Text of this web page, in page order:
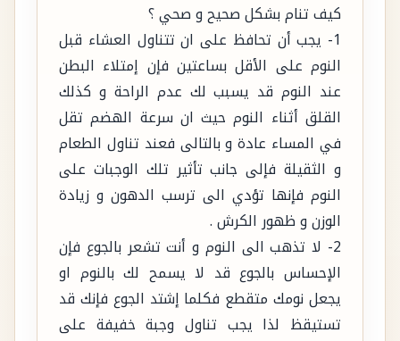
كيف تنام بشكل صحيح و صحي ؟
1- يجب أن تحافظ على ان تتناول العشاء قبل
النوم على الأقل بساعتين فإن إمتلاء البطن
عند النوم قد يسبب لك عدم الراحة و كذلك
القلق أثناء النوم حيث ان سرعة الهضم تقل
في المساء عادة و بالتالى فعند تناول الطعام
و الثقيلة فإلى جانب تأثير تلك الوجبات على
النوم فإنها تؤدي الى ترسب الدهون و زيادة
الوزن و ظهور الكرش .
2- لا تذهب الى النوم و أنت تشعر بالجوع فإن
الإحساس بالجوع قد لا يسمح لك بالنوم او
يجعل نومك متقطع فكلما إشتد الجوع فإنك قد
تستيقظ لذا يجب تناول وجبة خفيفة على